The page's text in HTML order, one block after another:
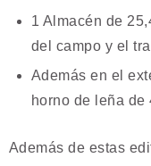
1 Almacén de
del campo y el
Además en el
horno de leña de
Además de estas